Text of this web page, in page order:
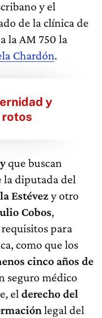
y el
de la clínica de
la AM 750 la
Chardón.
y
que buscan
la diputada del
Estévezy otro
Cobos,
para
como que los
cinco años de
seguro médico
el derecho del
legal del